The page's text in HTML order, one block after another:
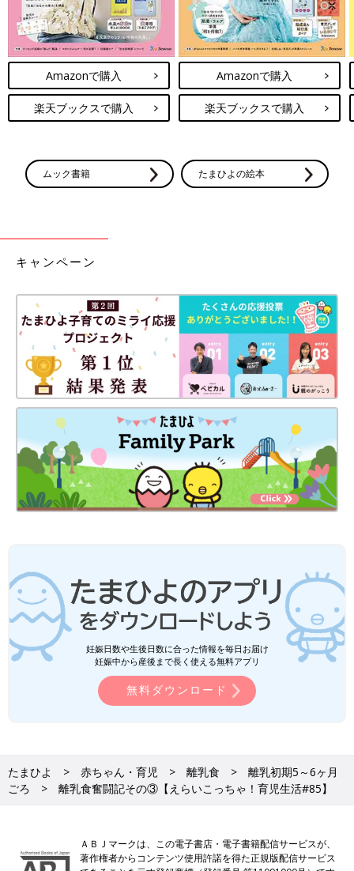
Amazonで購入
楽天ブックスで購入
Amazonで購入
楽天ブックスで購入
ムック書籍 たまひよの絵本
キャンペーン
妊娠日数や生後日数に合った情報を毎日お届け
妊娠中から産後まで長く使える無料アプリ
無料ダウンロード
たまひよ 赤ちゃん・育児 離乳食
離乳初期5～6ヶ月
ごろ
離乳食奮闘記その③【えらいこっちゃ！育児生活#85】
ＡＢＪマークは、この電子書店・電子書籍配信サービスが、
著作権者からコンテンツ使用許諾を得た正規版配信サービス